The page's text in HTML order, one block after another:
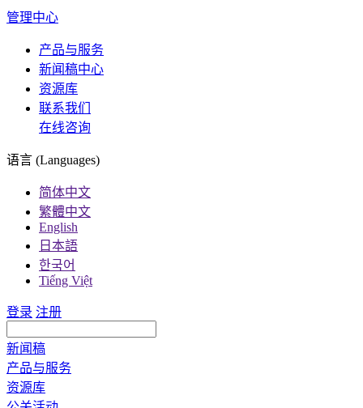
管理中心
产品与服务
新闻稿中心
资源库
联系我们
在线咨询
语言 (Languages)
简体中文
繁體中文
English
日本語
한국어
Tiếng Việt
登录 注册
新闻稿
产品与服务
资源库